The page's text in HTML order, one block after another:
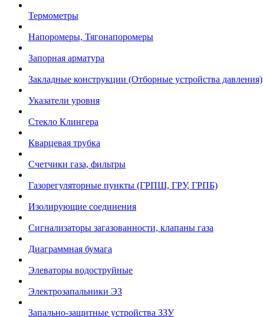
Термометры
Напоромеры, Тягонапоромеры
Запорная арматура
Закладные конструкции (Отборные устройства давления)
Указатели уровня
Стекло Клингера
Кварцевая трубка
Счетчики газа, фильтры
Газорегуляторные пункты (ГРПШ, ГРУ, ГРПБ)
Изолирующие соединения
Сигнализаторы загазованности, клапаны газа
Диаграммная бумага
Элеваторы водоструйные
Электрозапальники ЭЗ
Запально-защитные устройства ЗЗУ